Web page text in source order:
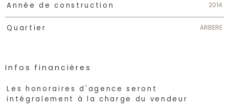
Année de construction 2014
Quartier ARBERE
Infos financières
Caractéristiques Valeurs
Les honoraires d'agence seront
intégralement à la charge du vendeur